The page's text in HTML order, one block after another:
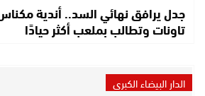
جدل يرافق نهائي السد.. أندية
تاونات وتطالب بملعب أكثر حيادًا
الدار البيضاء الكبرى